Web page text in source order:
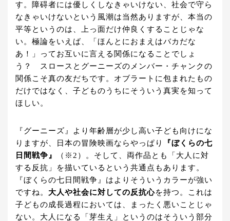
す。障碍者には優しくしなきゃいけない、社会で守ら
なきゃいけないという風潮は当然ありますが、本当の
平等というのは、上っ面だけ仲良くすることじゃな
い。極論をいえば、「ほんとにおまえはバカだな
あ！」ってお互いに言える関係になることでしょ
う？ スロースとグーニーズのメンバー・チャンクの
関係こそ真の友だちです。オブラートに包まれたもの
だけではなく、子どものうちにそういう真実を知って
ほしい。
『グーニーズ』より年齢層が少し高い子ども向けにな
りますが、日本の冒険映画ならやっぱり
『ぼくらの七
日間戦争』
（※2）。そして、両作品とも「大人に対
する反抗」を描いているという共通点もあります。
『ぼくらの七日間戦争』はよりそういうカラーが強い
ですね。 大人や社会に対しての反抗心を持つ。これは
子どもの成長過程においては、まったく悪いことじゃ
ない。大人になる「芽生え」というのはそういう部分